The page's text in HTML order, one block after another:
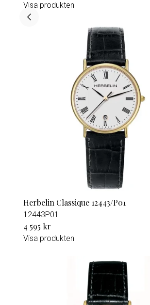
Visa produkten
Herbelin Classique 12443/P01
12443P01
4 595 kr
Visa produkten